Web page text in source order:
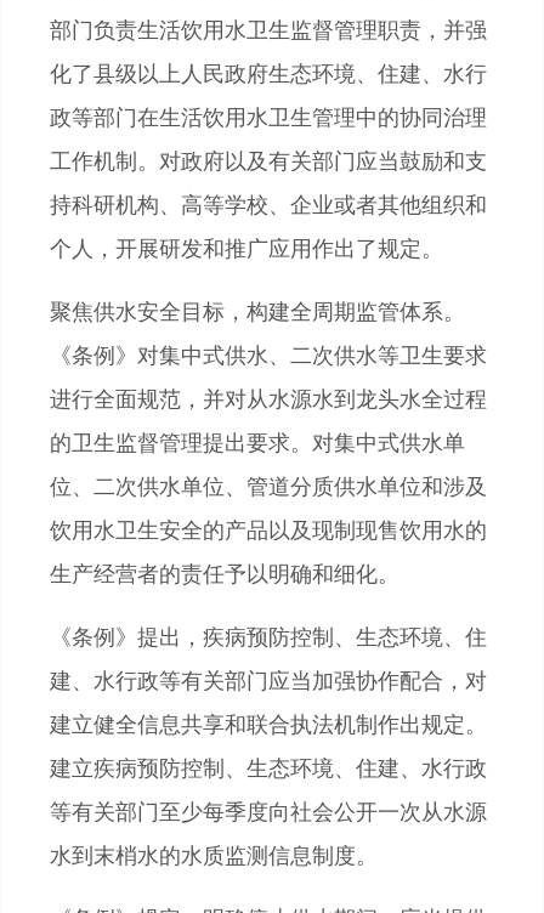
部门负责生活饮用水卫生监督管理职责，并强
化了县级以上人民政府生态环境、住建、水行
政等部门在生活饮用水卫生管理中的协同治理
工作机制。对政府以及有关部门应当鼓励和支
持科研机构、高等学校、企业或者其他组织和
个人，开展研发和推广应用作出了规定。
聚焦供水安全目标，构建全周期监管体系。
《条例》对集中式供水、二次供水等卫生要求
进行全面规范，并对从水源水到龙头水全过程
的卫生监督管理提出要求。对集中式供水单
位、二次供水单位、管道分质供水单位和涉及
饮用水卫生安全的产品以及现制现售饮用水的
生产经营者的责任予以明确和细化。
《条例》提出，疾病预防控制、生态环境、住
建、水行政等有关部门应当加强协作配合，对
建立健全信息共享和联合执法机制作出规定。
建立疾病预防控制、生态环境、住建、水行政
等有关部门至少每季度向社会公开一次从水源
水到末梢水的水质监测信息制度。